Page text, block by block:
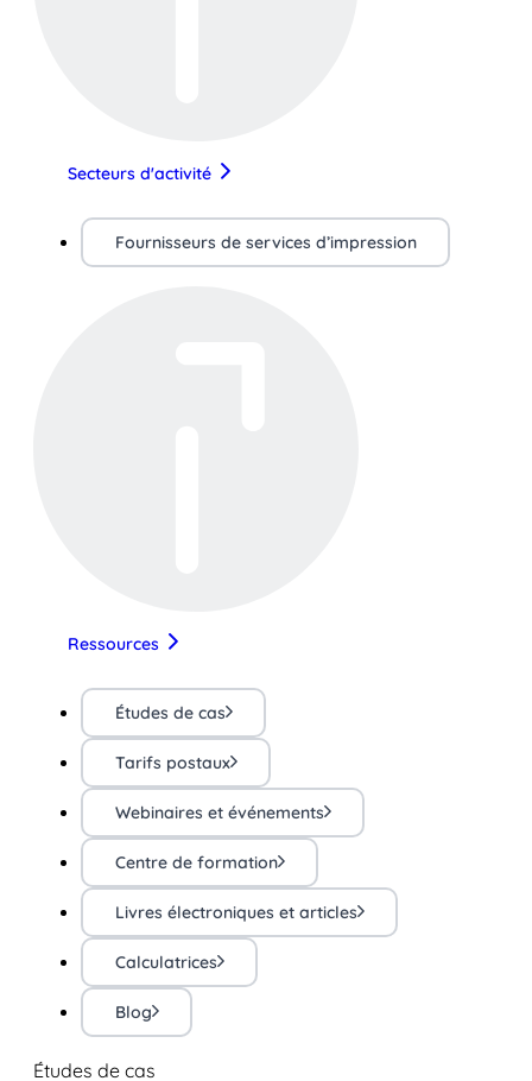
Secteurs d'activité
Fournisseurs de services d’impression
Ressources
Études de cas
Tarifs postaux
Webinaires et événements
Centre de formation
Livres électroniques et articles
Calculatrices
Blog
Études de cas